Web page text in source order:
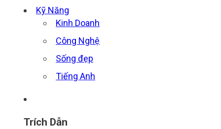
Kỹ Năng
Kinh Doanh
Công Nghệ
Sống đẹp
Tiếng Anh
Trích Dẫn